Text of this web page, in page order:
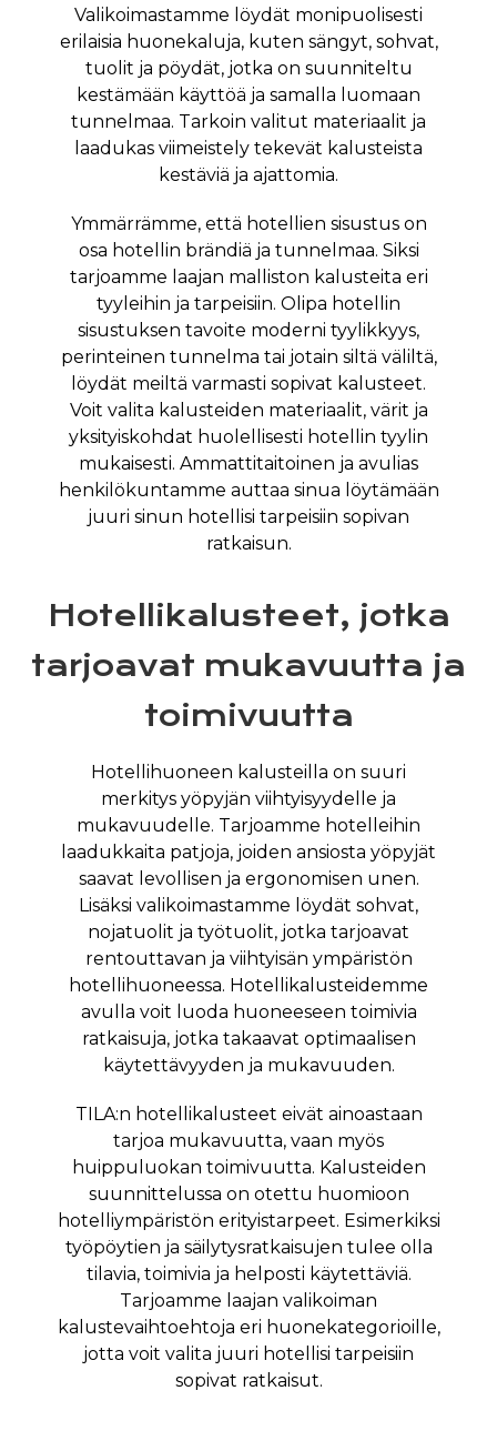
Valikoimastamme löydät monipuolisesti
erilaisia huonekaluja, kuten sängyt, sohvat,
tuolit ja pöydät, jotka on suunniteltu
kestämään käyttöä ja samalla luomaan
tunnelmaa. Tarkoin valitut materiaalit ja
laadukas viimeistely tekevät kalusteista
kestäviä ja ajattomia.
Ymmärrämme, että hotellien sisustus on
osa hotellin brändiä ja tunnelmaa. Siksi
tarjoamme laajan malliston kalusteita eri
tyyleihin ja tarpeisiin. Olipa hotellin
sisustuksen tavoite moderni tyylikkyys,
perinteinen tunnelma tai jotain siltä väliltä,
löydät meiltä varmasti sopivat kalusteet.
Voit valita kalusteiden materiaalit, värit ja
yksityiskohdat huolellisesti hotellin tyylin
mukaisesti. Ammattitaitoinen ja avulias
henkilökuntamme auttaa sinua löytämään
juuri sinun hotellisi tarpeisiin sopivan
ratkaisun.
Hotellikalusteet, jotka
tarjoavat mukavuutta ja
toimivuutta
Hotellihuoneen kalusteilla on suuri
merkitys yöpyjän viihtyisyydelle ja
mukavuudelle. Tarjoamme hotelleihin
laadukkaita patjoja, joiden ansiosta yöpyjät
saavat levollisen ja ergonomisen unen.
Lisäksi valikoimastamme löydät sohvat,
nojatuolit ja työtuolit, jotka tarjoavat
rentouttavan ja viihtyisän ympäristön
hotellihuoneessa. Hotellikalusteidemme
avulla voit luoda huoneeseen toimivia
ratkaisuja, jotka takaavat optimaalisen
käytettävyyden ja mukavuuden.
TILA:n hotellikalusteet eivät ainoastaan
tarjoa mukavuutta, vaan myös
huippuluokan toimivuutta. Kalusteiden
suunnittelussa on otettu huomioon
hotelliympäristön erityistarpeet. Esimerkiksi
työpöytien ja säilytysratkaisujen tulee olla
tilavia, toimivia ja helposti käytettäviä.
Tarjoamme laajan valikoiman
kalustevaihtoehtoja eri huonekategorioille,
jotta voit valita juuri hotellisi tarpeisiin
sopivat ratkaisut.